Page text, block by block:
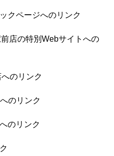
クページへのリンク
店の特別Webサイトへの
のリンク
のリンク
のリンク